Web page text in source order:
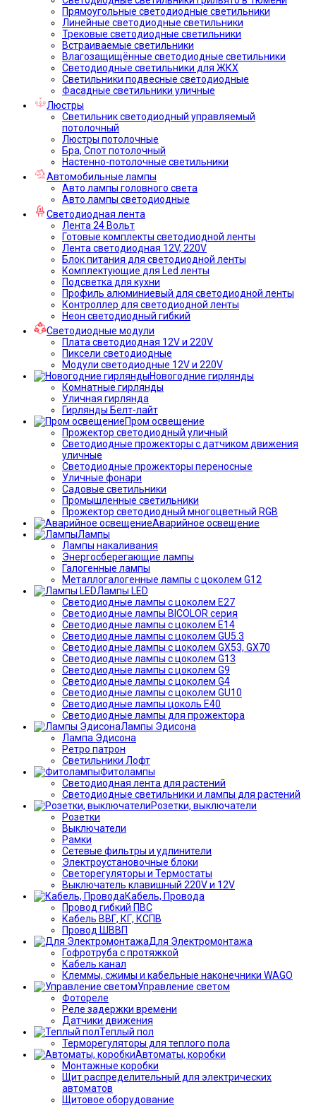
Прямоугольные светодиодные светильники
Линейные светодиодные светильники
Трековые светодиодные светильники
Встраиваемые светильники
Влагозащищённые светодиодные светильники
Светодиодные светильники для ЖКХ
Светильники подвесные светодиодные
Фасадные светильники уличные
Люстры
Светильник светодиодный управляемый
потолочный
Люстры потолочные
Бра, Спот потолочный
Настенно-потолочные светильники
Автомобильные лампы
Авто лампы головного света
Авто лампы светодиодные
Светодиодная лента
Лента 24 Вольт
Готовые комплекты светодиодной ленты
Лента светодиодная 12V, 220V
Блок питания для светодиодной ленты
Комплектующие для Led ленты
Подсветка для кухни
Профиль алюминиевый для светодиодной ленты
Контроллер для светодиодной ленты
Неон светодиодный гибкий
Светодиодные модули
Плата светодиодная 12V и 220V
Пиксели светодиодные
Модули светодиодные 12V и 220V
Новогодние гирлянды
Комнатные гирлянды
Уличная гирлянда
Гирлянды Белт-лайт
Пром освещение
Прожектор светодиодный уличный
Светодиодные прожекторы с датчиком движения
уличные
Светодиодные прожекторы переносные
Уличные фонари
Садовые светильники
Промышленные светильники
Прожектор светодиодный многоцветный RGB
Аварийное освещение
Лампы
Лампы накаливания
Энергосберегающие лампы
Галогенные лампы
Металлогалогенные лампы с цоколем G12
Лампы LED
Светодиодные лампы с цоколем E27
Светодиодные лампы BICOLOR серия
Светодиодные лампы с цоколем E14
Светодиодные лампы с цоколем GU5.3
Светодиодные лампы с цоколем GX53, GX70
Светодиодные лампы с цоколем G13
Светодиодные лампы с цоколем G9
Светодиодные лампы с цоколем G4
Светодиодные лампы с цоколем GU10
Светодиодные лампы цоколь Е40
Светодиодные лампы для прожектора
Лампы Эдисона
Лампа Эдисона
Ретро патрон
Светильники Лофт
Фитолампы
Светодиодная лента для растений
Светодиодные светильники и лампы для растений
Розетки, выключатели
Розетки
Выключатели
Рамки
Сетевые фильтры и удлинители
Электроустановочные блоки
Светорегуляторы и Термостаты
Выключатель клавишный 220V и 12V
Кабель, Провода
Провод гибкий ПВС
Кабель ВВГ, КГ, КСПВ
Провод ШВВП
Для Электромонтажа
Гофротруба с протяжкой
Кабель канал
Клеммы, сжимы и кабельные наконечники WAGO
Управление светом
Фотореле
Реле задержки времени
Датчики движения
Теплый пол
Терморегуляторы для теплого пола
Автоматы, коробки
Монтажные коробки
Щит распределительный для электрических
автоматов
Щитовое оборудование